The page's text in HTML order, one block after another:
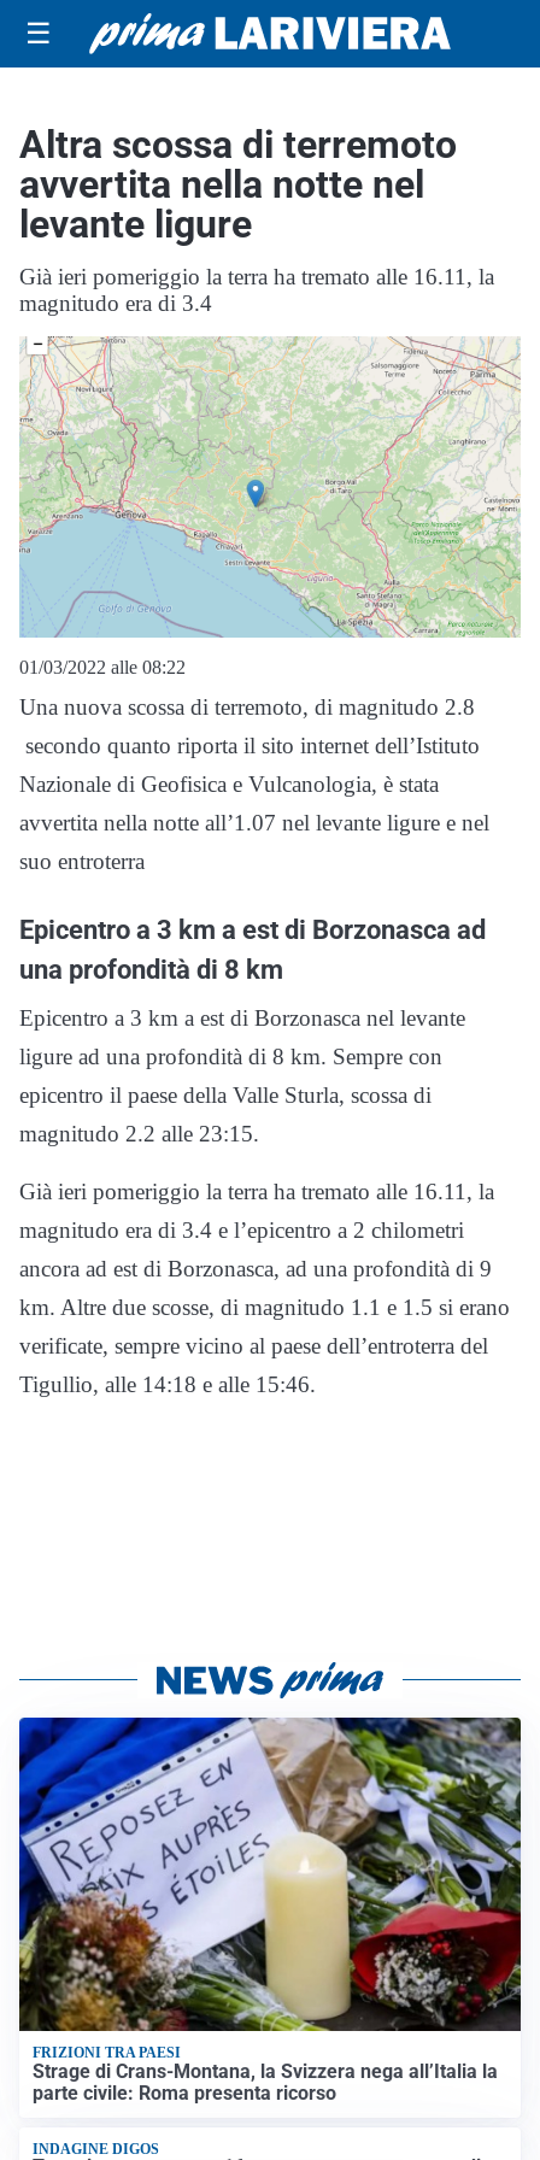
☰
Altra scossa di terremoto
avvertita nella notte nel
levante ligure
Già ieri pomeriggio la terra ha tremato alle 16.11, la
magnitudo era di 3.4
01/03/2022 alle 08:22
Una nuova scossa di terremoto, di magnitudo 2.8
secondo quanto riporta il sito internet dell’Istituto
Nazionale di Geofisica e Vulcanologia, è stata
avvertita nella notte all’1.07 nel levante ligure e nel
suo entroterra
Epicentro a 3 km a est di Borzonasca ad
una profondità di 8 km
Epicentro a 3 km a est di Borzonasca nel levante
ligure ad una profondità di 8 km. Sempre con
epicentro il paese della Valle Sturla, scossa di
magnitudo 2.2 alle 23:15.
Già ieri pomeriggio la terra ha tremato alle 16.11, la
magnitudo era di 3.4 e l’epicentro a 2 chilometri
ancora ad est di Borzonasca, ad una profondità di 9
km. Altre due scosse, di magnitudo 1.1 e 1.5 si erano
verificate, sempre vicino al paese dell’entroterra del
Tigullio, alle 14:18 e alle 15:46.
FRIZIONI TRA PAESI
Strage di Crans-Montana, la Svizzera nega all’Italia la
parte civile: Roma presenta ricorso
INDAGINE DIGOS